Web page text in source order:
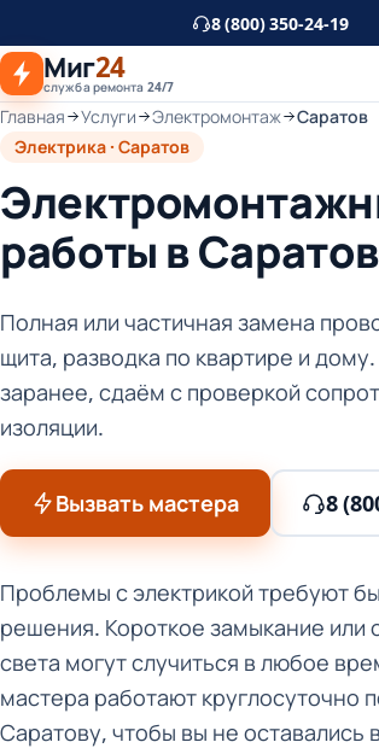
основному
контенту
8 (800) 350-24-19
Миг24
служба ремонта 24/7
Главная Услуги Электромонтаж
Саратов
Электрика · Саратов
работы в
Полная или частичная замена
щита, разводка по квартире и
заранее, сдаём с проверкой
изоляции.
Вызвать мастера 8
Проблемы с электрикой требуют
решения. Короткое замыкание или
света могут случиться в любое
мастера работают круглосуточно
Саратову, чтобы вы не оставались